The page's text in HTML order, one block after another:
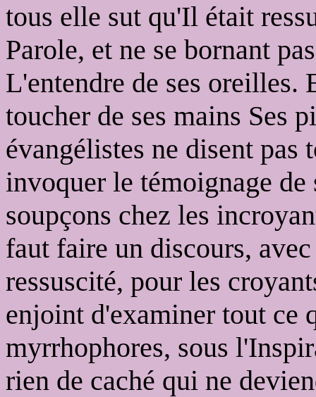
tous elle sut qu'Il était
Parole, et ne se bornant
L'entendre de ses oreilles.
toucher de ses mains Ses
évangélistes ne disent
invoquer le témoignage de
soupçons chez les
faut faire un discours,
ressuscité, pour les
enjoint d'examiner tout ce
myrrhophores, sous
rien de caché qui ne